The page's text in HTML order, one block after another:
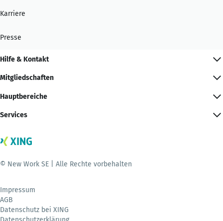
Karriere
Presse
Hilfe & Kontakt
Mitgliedschaften
Hauptbereiche
Services
© New Work SE | Alle Rechte vorbehalten
Impressum
AGB
Datenschutz bei XING